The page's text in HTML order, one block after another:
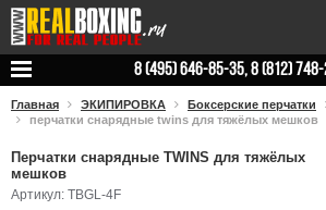
8 (495) 646-85-35, 8 (812)
Главная ЭКИПИРОВКА Боксерские перчатки
перчатки снарядные twins для тяжёлых мешков
Перчатки снарядные TWINS для тяжёлых
мешков
Артикул: TBGL-4F